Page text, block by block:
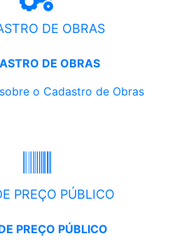
DE OBRAS
DE OBRAS
o Cadastro de Obras
PREÇO PÚBLICO
PREÇO PÚBLICO